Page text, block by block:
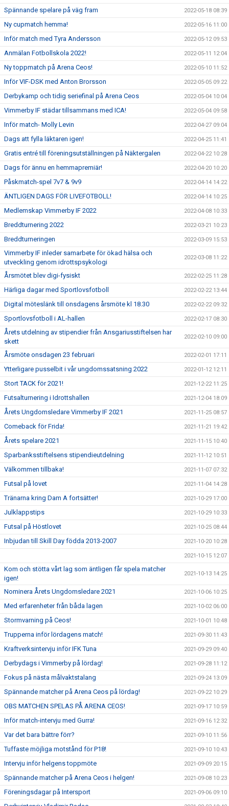
Spännande spelare på väg fram 2022-05-18 08:39
Ny cupmatch hemma! 2022-05-16 11:00
Inför match med Tyra Andersson 2022-05-12 09:53
Anmälan Fotbollskola 2022! 2022-05-11 12:04
Ny toppmatch på Arena Ceos! 2022-05-10 11:52
Inför VIF-DSK med Anton Brorsson 2022-05-05 09:22
Derbykamp och tidig seriefinal på Arena Ceos 2022-05-04 10:04
Vimmerby IF städar tillsammans med ICA! 2022-05-04 09:58
Inför match- Molly Levin 2022-04-27 09:04
Dags att fylla läktaren igen! 2022-04-25 11:41
Gratis entré till föreningsutställningen på Näktergalen 2022-04-22 10:28
Dags för ännu en hemmapremiär! 2022-04-20 10:20
Påskmatch-spel 7v7 & 9v9 2022-04-14 14:22
ÄNTLIGEN DAGS FÖR LIVEFOTBOLL! 2022-04-14 10:25
Medlemskap Vimmerby IF 2022 2022-04-08 10:33
Breddturnering 2022 2022-03-21 10:23
Breddturneringen 2022-03-09 15:53
Vimmerby IF inleder samarbete för ökad hälsa och
utveckling genom idrottspsykologi
2022-03-08 11:22
Årsmötet blev digi-fysiskt 2022-02-25 11:28
Härliga dagar med Sportlovsfotboll 2022-02-22 13:44
Digital möteslänk till onsdagens årsmöte kl 18.30 2022-02-22 09:32
Sportlovsfotboll i AL-hallen 2022-02-17 08:30
Årets utdelning av stipendier från Ansgariusstiftelsen har
skett
2022-02-10 09:00
Årsmöte onsdagen 23 februari 2022-02-01 17:11
Ytterligare pusselbit i vår ungdomssatsning 2022 2022-01-12 12:11
Stort TACK för 2021! 2021-12-22 11:25
Futsalturnering i Idrottshallen 2021-12-04 18:09
Årets Ungdomsledare Vimmerby IF 2021 2021-11-25 08:57
Comeback för Frida! 2021-11-21 19:42
Årets spelare 2021 2021-11-15 10:40
Sparbanksstiftelsens stipendieutdelning 2021-11-12 10:51
Välkommen tillbaka! 2021-11-07 07:32
Futsal på lovet 2021-11-04 14:28
Tränarna kring Dam A fortsätter! 2021-10-29 17:00
Julklappstips 2021-10-29 10:33
Futsal på Höstlovet 2021-10-25 08:44
Inbjudan till Skill Day födda 2013-2007 2021-10-20 10:28
2021-10-15 12:07
Kom och stötta vårt lag som äntligen får spela matcher
igen!
2021-10-13 14:25
Nominera Årets Ungdomsledare 2021 2021-10-06 10:25
Med erfarenheter från båda lagen 2021-10-02 06:00
Stormvarning på Ceos! 2021-10-01 10:48
Trupperna inför lördagens match! 2021-09-30 11:43
Kraftverksintervju inför IFK Tuna 2021-09-29 09:40
Derbydags i Vimmerby på lördag! 2021-09-28 11:12
Fokus på nästa målvaktstalang 2021-09-24 13:09
Spännande matcher på Arena Ceos på lördag! 2021-09-22 10:29
OBS MATCHEN SPELAS PÅ ARENA CEOS! 2021-09-17 10:59
Inför match-intervju med Gurra! 2021-09-16 12:32
Var det bara bättre förr? 2021-09-10 11:56
Tuffaste möjliga motstånd för P18! 2021-09-10 10:43
Intervju inför helgens toppmöte 2021-09-09 20:15
Spännande matcher på Arena Ceos i helgen! 2021-09-08 10:23
Föreningsdagar på Intersport 2021-09-06 09:10